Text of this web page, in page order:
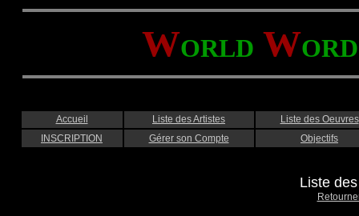
WORLD WORD
Accueil Liste des Artistes
Liste des Oeuvres
INSCRIPTION
Gérer son Compte Objectifs
Liste